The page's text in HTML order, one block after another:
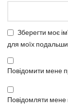
Зберегти моє
для моїх
Повідомити мене
Повідомляти